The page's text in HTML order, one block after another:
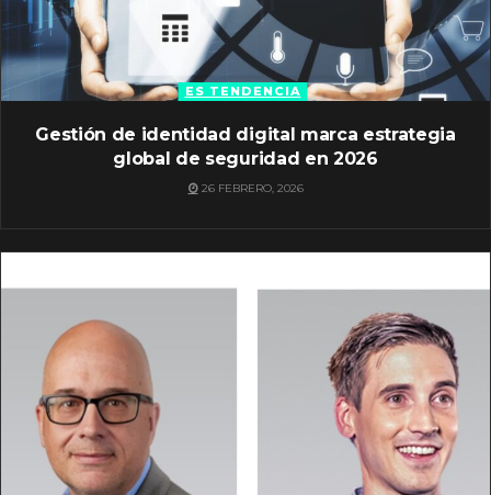
ES TENDENCIA
Gestión de identidad digital marca estrategia
global de seguridad en 2026
26 FEBRERO, 2026